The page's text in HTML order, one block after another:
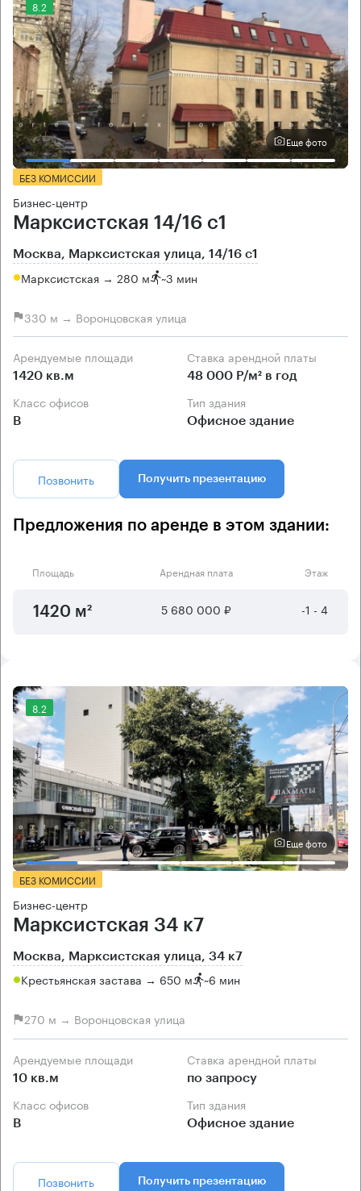
8.2
Еще фото
БЕЗ КОМИССИИ
Бизнес-центр
Марксистская 14/16 с1
Москва, Марксистская улица, 14/16 с1
Марксистская → 280 м ~3 мин
330 м → Воронцовская улица
Арендуемые площади
1420 кв.м
Ставка арендной платы
48 000 Р/м² в год
Класс офисов
B
Тип здания
Офисное здание
Позвонить Получить презентацию
Предложения по аренде в этом здании:
Площадь Арендная плата Этаж
1420 м² 5 680 000 ₽ -1 - 4
8.2
Еще фото
БЕЗ КОМИССИИ
Бизнес-центр
Марксистская 34 к7
Москва, Марксистская улица, 34 к7
Крестьянская застава → 650 м ~6 мин
270 м → Воронцовская улица
Арендуемые площади
10 кв.м
Ставка арендной платы
по запросу
Класс офисов
B
Тип здания
Офисное здание
Позвонить Получить презентацию